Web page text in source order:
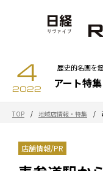
4
2022
歴史的名画を
アート特集
TOP / 地域店情報・特集 /
店舗情報/PR